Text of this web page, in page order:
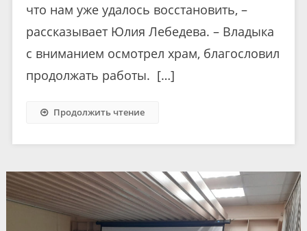
что нам уже удалось восстановить, –
рассказывает Юлия Лебедева. – Владыка
с вниманием осмотрел храм, благословил
продолжать работы. […]
Продолжить чтение